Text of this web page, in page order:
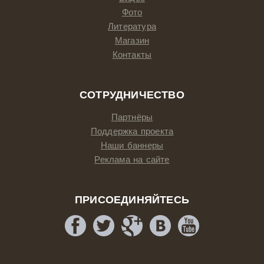
Фото
Литература
Магазин
Контакты
СОТРУДНИЧЕСТВО
Партнёры
Поддержка проекта
Наши баннеры
Реклама на сайте
ПРИСОЕДИНЯЙТЕСЬ